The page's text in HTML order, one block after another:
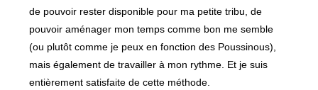
de pouvoir rester disponible pour ma petite tribu, de
pouvoir aménager mon temps comme bon me semble
(ou plutôt comme je peux en fonction des Poussinous),
mais également de travailler à mon rythme. Et je suis
entièrement satisfaite de cette méthode.